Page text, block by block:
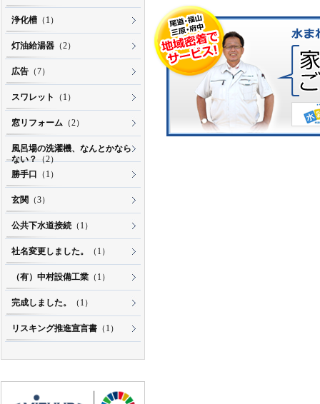
浄化槽 （1）
灯油給湯器 （2）
広告 （7）
スワレット （1）
窓リフォーム （2）
風呂場の洗濯機、なんとかなら
ない？（2）
勝手口
（1）
玄関 （3）
公共下水道接続 （1）
社名変更しました。 （1）
（有）中村設備工業 （1）
完成しました。 （1）
リスキング推進宣言書 （1）